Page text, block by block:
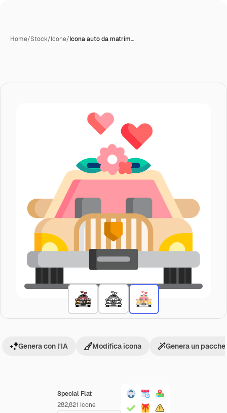
Home/Stock/Icone/Icona auto da matrim…
Special Flat
282,821 Icone
Genera con l'IA Modifica icona Genera un